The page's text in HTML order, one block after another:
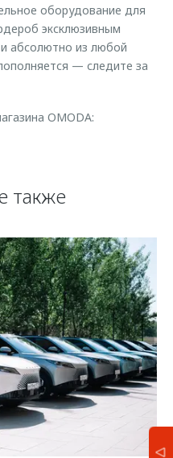
оборудование для
эксклюзивным
абсолютно из любой
— следите за
OMODA:
также